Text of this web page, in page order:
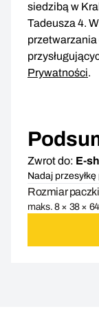
siedzibą w
Tadeusza 4.
Prywatności.
Zwrot do: E-
Nadaj
Rozmiar
maks. 8 × 38 ×